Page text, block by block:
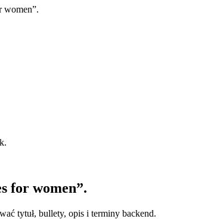
women”.
for women”.
tytuł, bullety, opis i terminy backend.